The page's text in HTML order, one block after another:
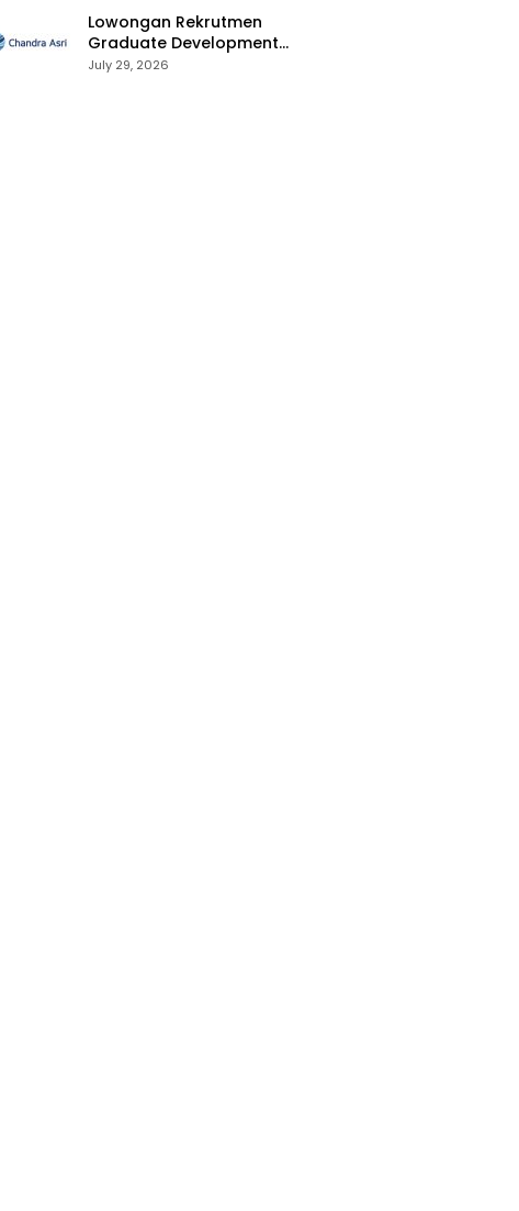
Lowongan Rekrutmen
Graduate Development
Program Chandra Asri Group
July 29, 2026